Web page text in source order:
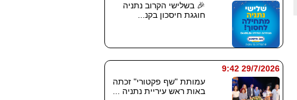
🎉 בשלישי הקרוב נתניה
חוגגת חיסכון בקנ...
29/7/2026 9:42
עמותת "שף פקטורי" זכתה
באות ראש עיריית נתניה ...